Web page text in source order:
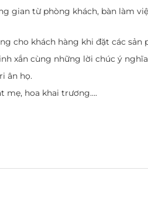
gian từ phòng khách, bàn làm
cho khách hàng khi đặt các sản
xắn cùng những lời chúc ý
ân họ.
mẹ, hoa khai trương….